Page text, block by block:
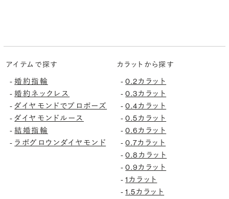
アイテムで探す
-婚約指輪
-婚約ネックレス
-ダイヤモンドでプロポーズ
-ダイヤモンドルース
-結婚指輪
- ラボグロウンダイヤモンド
カラットから探す
-0.2カラット
-0.3カラット
-0.4カラット
-0.5カラット
-0.6カラット
-0.7カラット
-0.8カラット
-0.9カラット
-1カラット
-1.5カラット